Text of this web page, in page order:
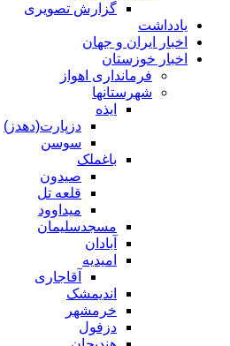
گزارش تصویری
یادداشت
اخبار ایران و جهان
اخبار خوزستان
فرمانداری اهواز
شهرستانها
ایذه
دزپارت(دهدز)
سوسن
باغملک
صیدون
قلعه تل
میداوود
مسجدسلیمان
آبادان
امیدیه
آقاجاری
اندیمشک
خرمشهر
دزفول